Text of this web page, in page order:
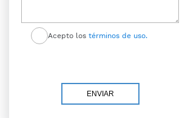
Acepto los términos de uso.